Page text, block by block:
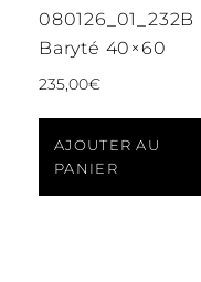
080126_01_232B
Baryté 40×60
235,00€
AJOUTER AU
PANIER